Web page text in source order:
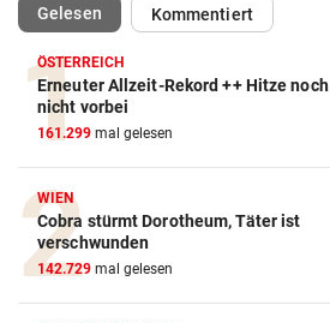
Gelesen(ausgewählt)Kommentiert
ÖSTERREICH
Erneuter Allzeit-Rekord ++ Hitze noch
nicht vorbei
161.299 mal gelesen
WIEN
Cobra stürmt Dorotheum, Täter ist
verschwunden
142.729 mal gelesen